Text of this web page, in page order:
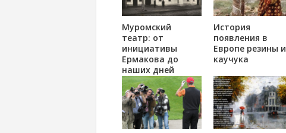
Муромский
театр: от
инициативы
Ермакова до
наших дней
История
появления в
Европе резины и
каучука